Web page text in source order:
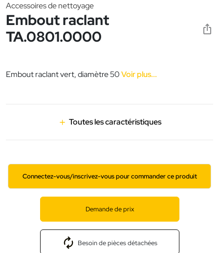
Accessoires de nettoyage
Embout raclant
TA.0801.0000
Embout raclant vert, diamètre 50Voir plus...
Toutes les caractéristiques
Connectez-vous/inscrivez-vous pour commander ce produit
Demande de prix
Besoin de pièces détachées